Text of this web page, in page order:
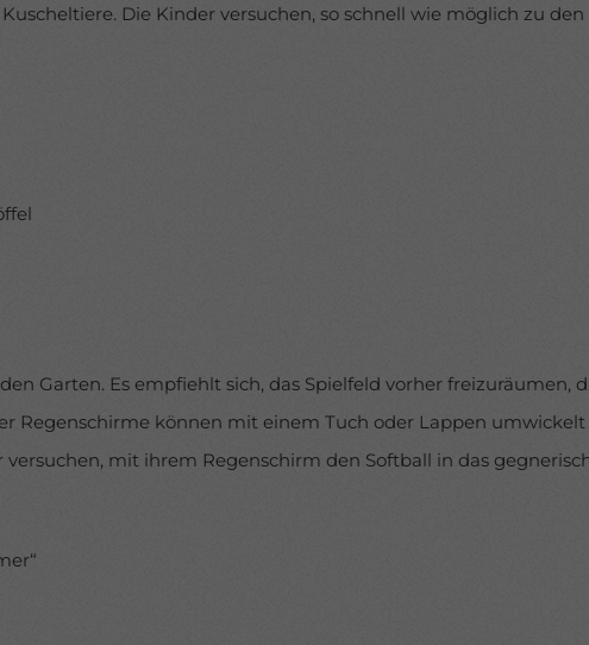
Die Kinder versuchen, so schnell wie möglich zu
Garten. Es empfiehlt sich, das Spielfeld vorher freizuräumen,
Regenschirme können mit einem Tuch oder Lappen
mit ihrem Regenschirm den Softball in das